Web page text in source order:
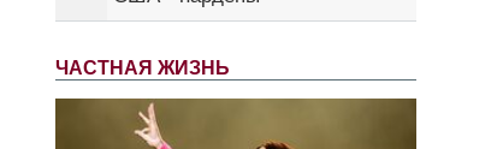
ЧАСТНАЯ ЖИЗНЬ